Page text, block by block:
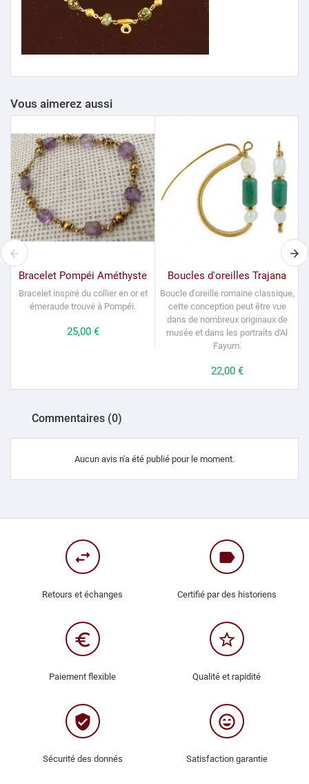
Vous aimerez aussi
Bracelet Pompéi Améthyste
Bracelet inspiré du collier en or et
émeraude trouvé à Pompéi.
Prix
25,00 €
Boucles d'oreilles Trajana
Boucle d'oreille romaine classique,
cette conception peut être vue
dans de nombreux originaux de
musée et dans les portraits d'Al
Fayum.
Prix
22,00 €
Commentaires (0)
Aucun avis n'a été publié pour le moment.
swap_horiz
Retours et échanges
label
Certifié par des historiens
euro_symbol
Paiement flexible
star_border
Qualité et rapidité
verified_user
Sécurité des donnés
sentiment_very_satisfied
Satisfaction garantie